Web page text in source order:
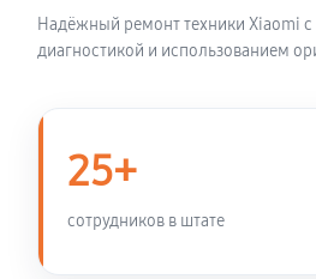
1350 руб 70
Замена микрофона ноутбука
950 руб
Надёжный ремонт техники Xiaomi с
диагностикой и использованием
25+
сотрудников в штате